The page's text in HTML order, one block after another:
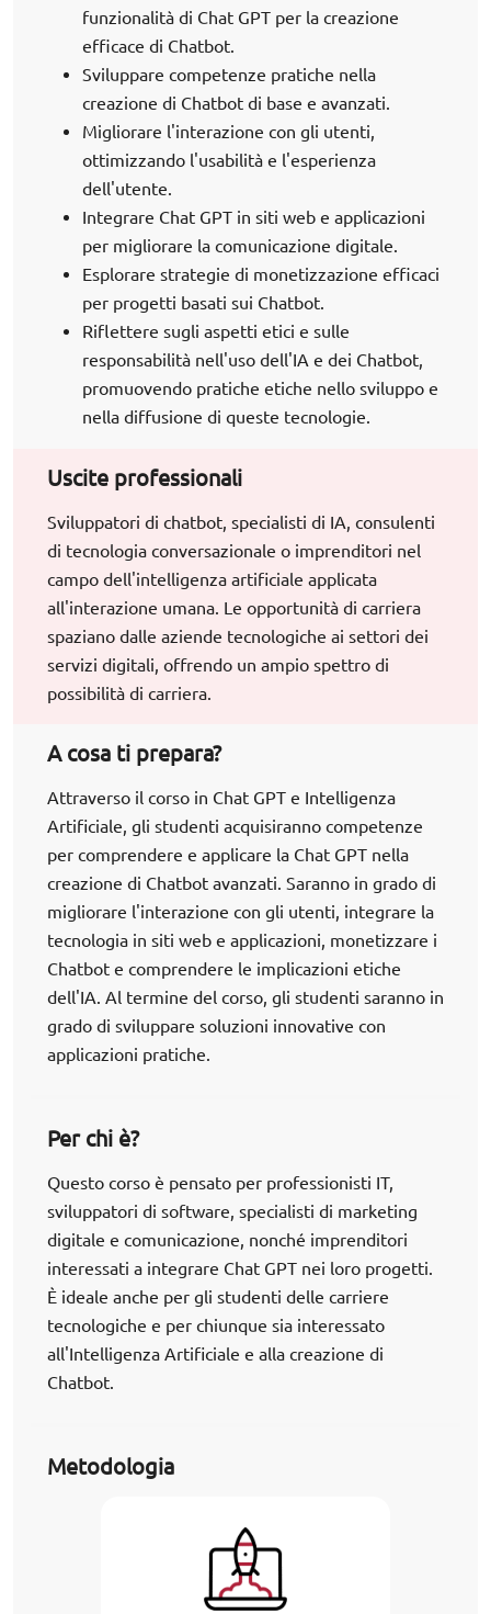
funzionalità di Chat GPT per la creazione
efficace di Chatbot.
Sviluppare competenze pratiche nella
creazione di Chatbot di base e avanzati.
Migliorare l'interazione con gli utenti,
ottimizzando l'usabilità e l'esperienza
dell'utente.
Integrare Chat GPT in siti web e applicazioni
per migliorare la comunicazione digitale.
Esplorare strategie di monetizzazione efficaci
per progetti basati sui Chatbot.
Riflettere sugli aspetti etici e sulle
responsabilità nell'uso dell'IA e dei Chatbot,
promuovendo pratiche etiche nello sviluppo e
nella diffusione di queste tecnologie.
Uscite professionali
Sviluppatori di chatbot, specialisti di IA, consulenti
di tecnologia conversazionale o imprenditori nel
campo dell'intelligenza artificiale applicata
all'interazione umana. Le opportunità di carriera
spaziano dalle aziende tecnologiche ai settori dei
servizi digitali, offrendo un ampio spettro di
possibilità di carriera.
A cosa ti prepara?
Attraverso il corso in Chat GPT e Intelligenza
Artificiale, gli studenti acquisiranno competenze
per comprendere e applicare la Chat GPT nella
creazione di Chatbot avanzati. Saranno in grado di
migliorare l'interazione con gli utenti, integrare la
tecnologia in siti web e applicazioni, monetizzare i
Chatbot e comprendere le implicazioni etiche
dell'IA. Al termine del corso, gli studenti saranno in
grado di sviluppare soluzioni innovative con
applicazioni pratiche.
Per chi è?
Questo corso è pensato per professionisti IT,
sviluppatori di software, specialisti di marketing
digitale e comunicazione, nonché imprenditori
interessati a integrare Chat GPT nei loro progetti.
È ideale anche per gli studenti delle carriere
tecnologiche e per chiunque sia interessato
all'Intelligenza Artificiale e alla creazione di
Chatbot.
Metodologia